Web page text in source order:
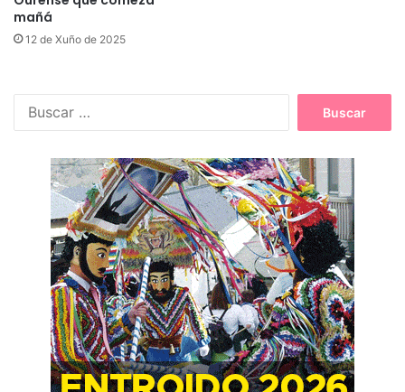
mañá
12 de Xuño de 2025
c
a
r
: